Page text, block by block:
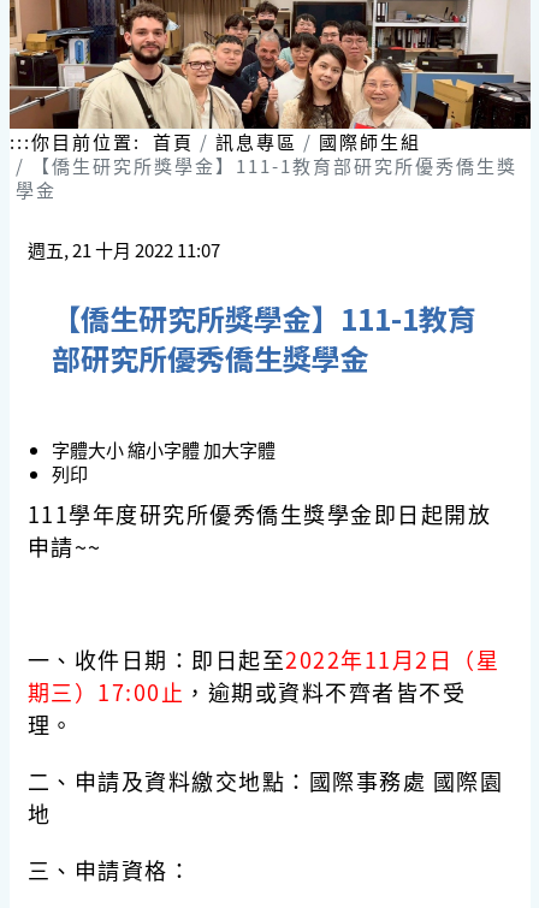
:::你目前位置: 首頁 訊息專區
國際師生組
【僑生研究所獎學金】111-1教育部研究所優秀僑生獎
學金
週五, 21 十月 2022 11:07
【僑生研究所獎學金】111-1教育
部研究所優秀僑生獎學金
字體大小縮小字體加大字體
列印
111學年度研究所優秀僑生獎學金即日起開放
申請~~
一、收件日期：即日起至2022年11月2日（星
期三）17:00止 ，逾期或資料不齊者皆不受
理。
二、申請及資料繳交地點： 國際事務處 國際園
地
三、申請資格：